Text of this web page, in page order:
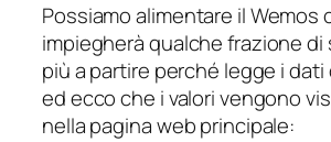
Possiamo alimentare il Wemos
impiegherà qualche frazione
più a partire perché legge i
ed ecco che i valori vengono
nella pagina web principale: